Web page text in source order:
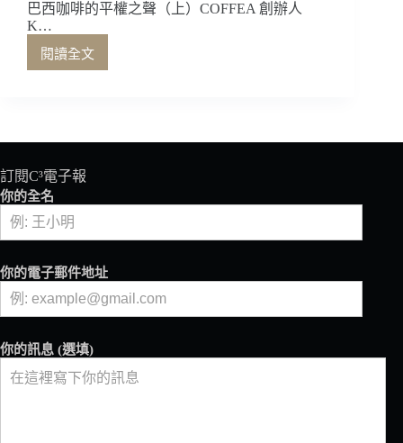
巴西咖啡的平權之聲（上）COFFEA 創辦人
K…
閱讀全文
巴
權
聲
（上）
創
辦
人
Kellinha
Stein
專
訪
訂閱C³電子報
你的全名
你的電子郵件地址
你的訊息 (選填)